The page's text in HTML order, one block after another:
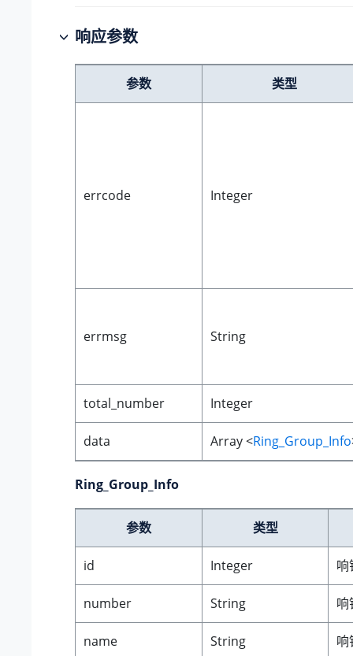
响应参数
参数 类型
errcode Integer
errmsg String
total_number Integer
data Array <Ring_Group_Info
Ring_Group_Info
参数 类型
id Integer 响
number String 响
name String 响